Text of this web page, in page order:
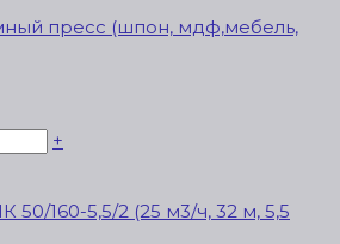
пресс (шпон, мдф,мебель,
+